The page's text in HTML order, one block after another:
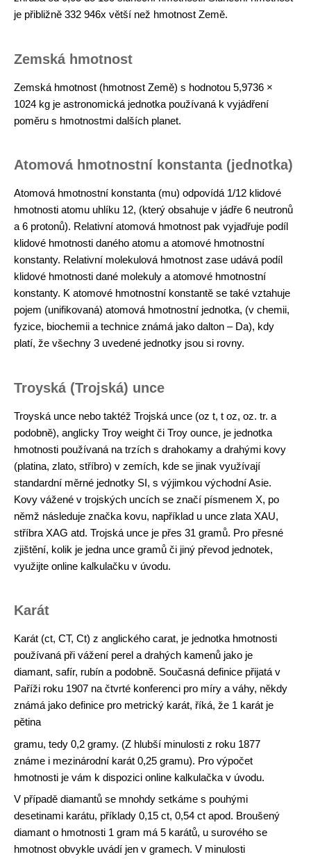
je přibližně 332 946x větší než hmotnost Země.
Zemská hmotnost
Zemská hmotnost (hmotnost Země) s hodnotou 5,9736 ×
1024 kg je astronomická jednotka používaná k vyjádření
poměru s hmotnostmi dalších planet.
Atomová hmotnostní konstanta (jednotka)
Atomová hmotnostní konstanta (mu) odpovídá 1/12 klidové
hmotnosti atomu uhlíku 12, (který obsahuje v jádře 6 neutronů
a 6 protonů). Relativní atomová hmotnost pak vyjadřuje podíl
klidové hmotnosti daného atomu a atomové hmotnostní
konstanty. Relativní molekulová hmotnost zase udává podíl
klidové hmotnosti dané molekuly a atomové hmotnostní
konstanty. K atomové hmotnostní konstantě se také vztahuje
pojem (unifikovaná) atomová hmotnostní jednotka, (v chemii,
fyzice, biochemii a technice známá jako dalton – Da), kdy
platí, že všechny 3 uvedené jednotky jsou si rovny.
Troyská (Trojská) unce
Troyská unce nebo taktéž Trojská unce (oz t, t oz, oz. tr. a
podobně), anglicky Troy weight či Troy ounce, je jednotka
hmotnosti používaná na trzích s drahokamy a drahými kovy
(platina, zlato, stříbro) v zemích, kde se jinak využívají
standardní měrné jednotky SI, s výjimkou východní Asie.
Kovy vážené v trojských uncích se značí písmenem X, po
němž následuje značka kovu, například u unce zlata XAU,
stříbra XAG atd. Trojská unce je přes 31 gramů. Pro přesné
zjištění, kolik je jedna unce gramů či jiný převod jednotek,
využijte online kalkulačku v úvodu.
Karát
Karát (ct, CT, Ct) z anglického carat, je jednotka hmotnosti
používaná při vážení perel a drahých kamenů jako je
diamant, safír, rubín a podobně. Současná definice přijatá v
Paříži roku 1907 na čtvrté konferenci pro míry a váhy, někdy
známá jako definice pro metrický karát, říká, že 1 karát je
pětina
gramu, tedy 0,2 gramy. (Z hlubší minulosti z roku 1877
známe i mezinárodní karát 0,25 gramu). Pro výpočet
hmotnosti je vám k dispozici online kalkulačka v úvodu.
V případě diamantů se mnohdy setkáme s pouhými
desetinami karátu, příklady 0,15 ct, 0,54 ct apod. Broušený
diamant o hmotnosti 1 gram má 5 karátů, u surového se
hmotnost obvykle uvádí jen v gramech. V minulosti